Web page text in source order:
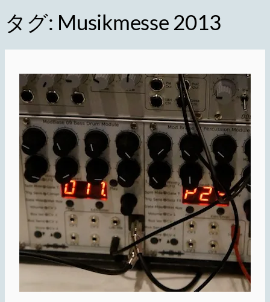
タグ: Musikmesse 2013